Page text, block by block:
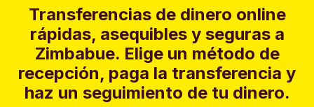
Transferencias de dinero online
rápidas, asequibles y seguras a
Zimbabue. Elige un método de
recepción, paga la transferencia y
haz un seguimiento de tu dinero.